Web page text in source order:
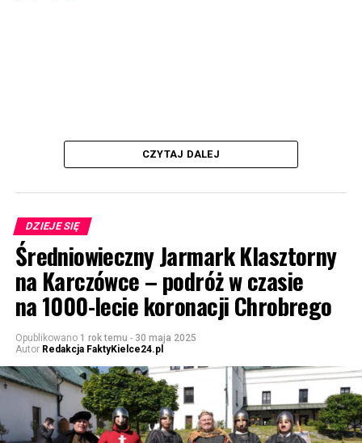
CZYTAJ DALEJ
DZIEJE SIĘ
Średniowieczny Jarmark Klasztorny
na Karczówce – podróż w czasie
na 1000-lecie koronacji Chrobrego
Opublikowano 1 rok temu - 30 maja 2025
Autor Redakcja FaktyKielce24.pl